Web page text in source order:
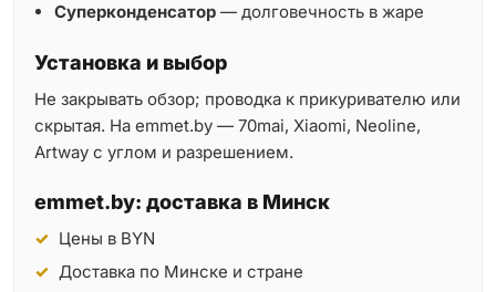
Суперконденсатор — долговечность в жаре
Установка и выбор
Не закрывать обзор; проводка к прикуривателю или
скрытая. На emmet.by — 70mai, Xiaomi, Neoline,
Artway с углом и разрешением.
emmet.by: доставка в Минск
Цены в BYN
Доставка по Минске и стране